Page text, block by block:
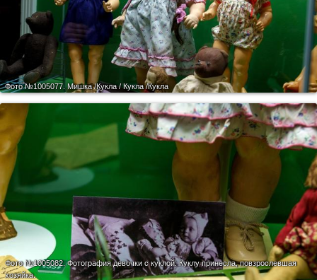
Фото №1005077. Мишка /Кукла / Кукла /Кукла
Фото №1005082.Фотография девочки с куклой. Куклу принесла, повзрослевшая
хозяйка.